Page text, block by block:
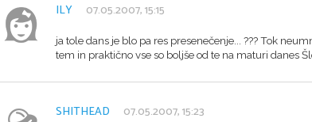
ILY 07.05.2007, 15:15
ja tole dans je blo pa res presenečenje... ??? Tok
tem in praktično vse so boljše od te na maturi danes
SHITHEAD 07.05.2007, 15:23